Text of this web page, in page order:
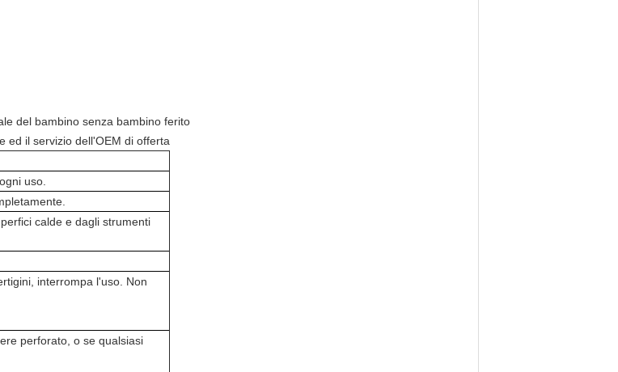
del bambino senza bambino ferito
ed il servizio dell'OEM di offerta
uso.
calde e dagli strumenti
interrompa l'uso. Non
perforato, o se qualsiasi